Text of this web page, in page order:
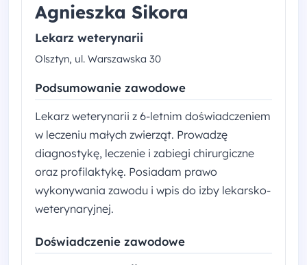
Agnieszka Sikora
Lekarz weterynarii
Olsztyn, ul. Warszawska 30
Podsumowanie zawodowe
Lekarz weterynarii z 6-letnim doświadczeniem
w leczeniu małych zwierząt. Prowadzę
diagnostykę, leczenie i zabiegi chirurgiczne
oraz profilaktykę. Posiadam prawo
wykonywania zawodu i wpis do izby lekarsko-
weterynaryjnej.
Doświadczenie zawodowe